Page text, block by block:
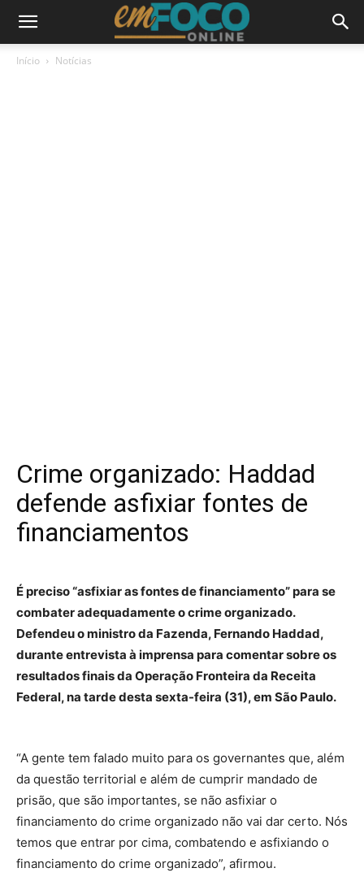
Início Notícias
Crime organizado: Haddad
defende asfixiar fontes de
financiamentos
É preciso “asfixiar as fontes de financiamento” para se
combater adequadamente o crime organizado.
Defendeu o ministro da Fazenda, Fernando Haddad,
durante entrevista à imprensa para comentar sobre os
resultados finais da Operação Fronteira da Receita
Federal, na tarde desta sexta-feira (31), em São Paulo.
“A gente tem falado muito para os governantes que, além
da questão territorial e além de cumprir mandado de
prisão, que são importantes, se não asfixiar o
financiamento do crime organizado não vai dar certo. Nós
temos que entrar por cima, combatendo e asfixiando o
financiamento do crime organizado”, afirmou.